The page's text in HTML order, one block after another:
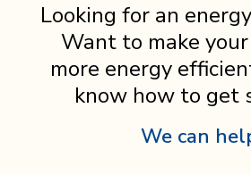
Looking for an
Want to make
more energy
know how to get
We can